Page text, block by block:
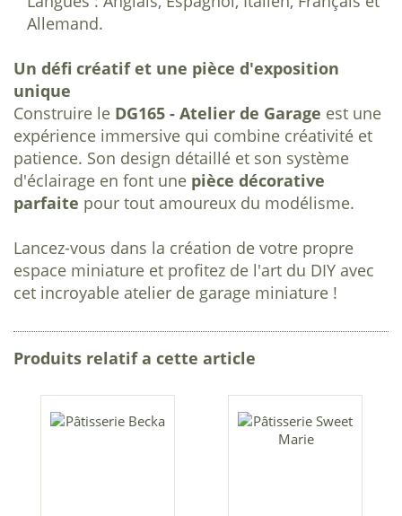
Allemand.
Un défi créatif et une pièce d'exposition
unique
Construire le DG165 - Atelier de Garage est une
expérience immersive qui combine créativité et
patience. Son design détaillé et son système
d'éclairage en font une pièce décorative
parfaite pour tout amoureux du modélisme.
Lancez-vous dans la création de votre propre
espace miniature et profitez de l'art du DIY avec
cet incroyable atelier de garage miniature !
Produits relatif a cette article